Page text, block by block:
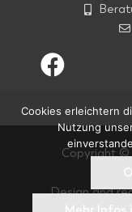
Copyright ©
Design and
Cookies erleichtern
Nutzung